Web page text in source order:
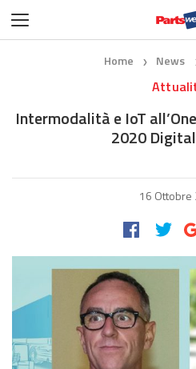
Home ❯ News
Intermodalità e IoT
2020
16 Ottobre